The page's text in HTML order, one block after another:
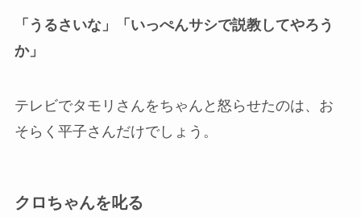
「うるさいな」「いっぺんサシで説教してやろう
か」
テレビでタモリさんをちゃんと怒らせたのは、お
そらく平子さんだけでしょう。
クロちゃんを叱る